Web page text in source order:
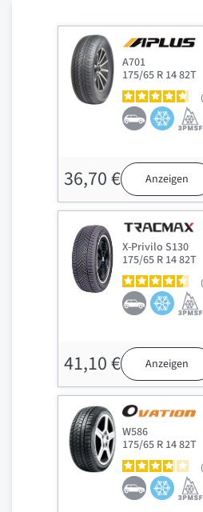
A701
175/65 R 14 82T
36,70 € Anzeigen
X-Privilo S130
175/65 R 14 82T
41,10 € Anzeigen
W586
175/65 R 14 82T